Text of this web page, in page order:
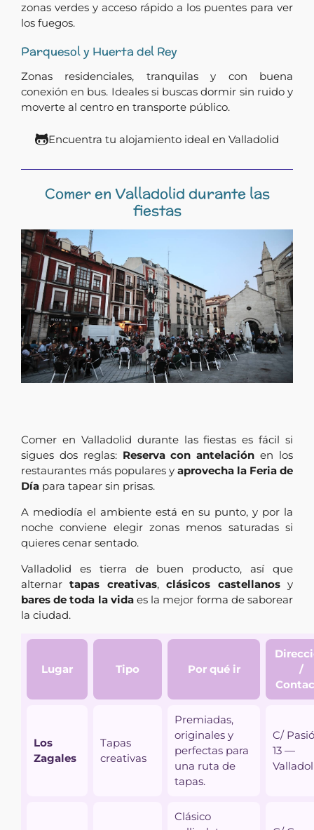
zonas verdes y acceso rápido a los puentes para ver
los fuegos.
Parquesol y Huerta del Rey
Zonas residenciales, tranquilas y con buena
conexión en bus. Ideales si buscas dormir sin ruido y
moverte al centro en transporte público.
Encuentra tu alojamiento ideal en Valladolid
Comer en Valladolid durante las
fiestas
Comer en Valladolid durante las fiestas es fácil si
sigues dos reglas: Reserva con antelación en los
restaurantes más populares y aprovecha la Feria de
Día para tapear sin prisas.
A mediodía el ambiente está en su punto, y por la
noche conviene elegir zonas menos saturadas si
quieres cenar sentado.
Valladolid es tierra de buen producto, así que
alternartapas creativas,clásicos castellanosy
bares de toda la vidaes la mejor forma de saborear
la ciudad.
Lugar Tipo Por qué ir
/
Los
Zagales
Tapas
creativas
Premiadas,
originales y
perfectas para
una ruta de
tapas.
C/
13 —
Clásico